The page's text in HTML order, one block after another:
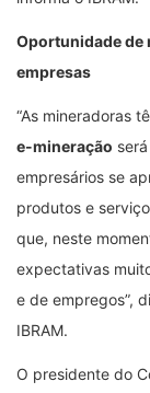
Oportunidade de
empresas
“As mineradoras
e-mineração
empresários se
produtos e
que, neste
expectativas
e de empregos”,
IBRAM.
O presidente do